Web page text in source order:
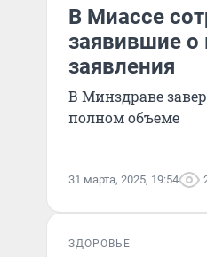
В Миассе
заявившие о
заявления
В Минздраве
полном объеме
31 марта, 2025, 19:54
ЗДОРОВЬЕ